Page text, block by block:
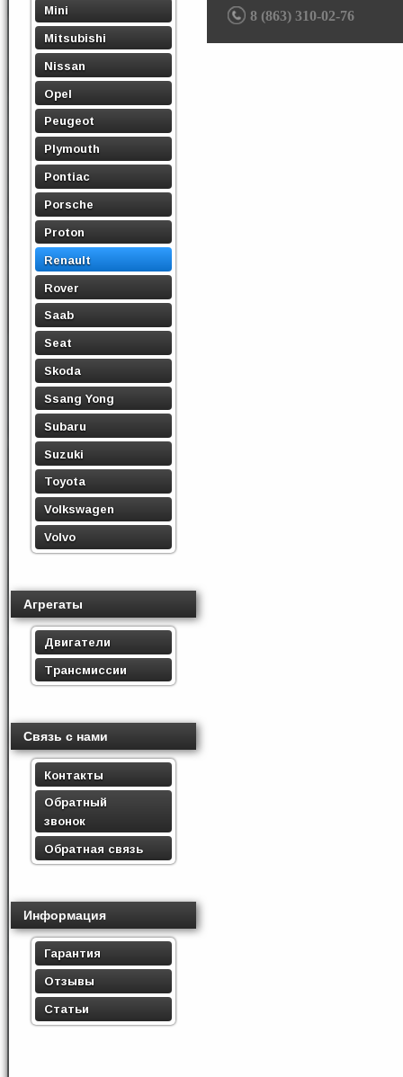
Mini
Mitsubishi
Nissan
Opel
Peugeot
Plymouth
Pontiac
Porsche
Proton
Renault
Rover
Saab
Seat
Skoda
Ssang Yong
Subaru
Suzuki
Toyota
Volkswagen
Volvo
Агрегаты
Двигатели
Трансмиссии
Связь с нами
Контакты
Обратный
звонок
Обратная связь
Информация
Гарантия
Отзывы
Статьи
8 (863) 310-02-76